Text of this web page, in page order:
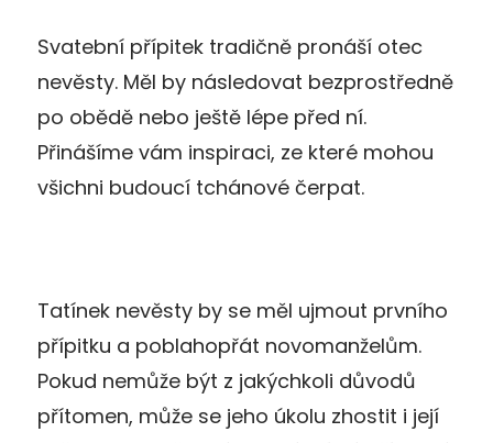
Svatební přípitek tradičně pronáší otec
nevěsty. Měl by následovat bezprostředně
po obědě nebo ještě lépe před ní.
Přinášíme vám inspiraci, ze které mohou
všichni budoucí tchánové čerpat.
Tatínek nevěsty by se měl ujmout prvního
přípitku a poblahopřát novomanželům.
Pokud nemůže být z jakýchkoli důvodů
přítomen, může se jeho úkolu zhostit i její